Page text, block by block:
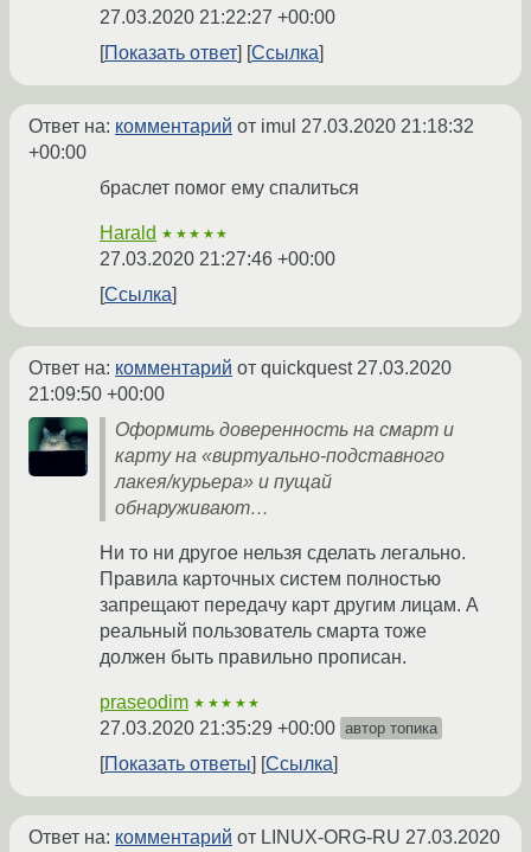
27.03.2020 21:22:27 +00:00
Показать ответ
Ссылка
Ответ на: комментарий от imul 27.03.2020 21:18:32
+00:00
браслет помог ему спалиться
Harald ★★★★★
27.03.2020 21:27:46 +00:00
Ссылка
Ответ на: комментарий от quickquest27.03.2020
21:09:50 +00:00
Оформить доверенность на смарт и
карту на «виртуально-подставного
лакея/курьера» и пущай
обнаруживают…
Ни то ни другое нельзя сделать легально.
Правила карточных систем полностью
запрещают передачу карт другим лицам. А
реальный пользователь смарта тоже
должен быть правильно прописан.
praseodim ★★★★★
27.03.2020 21:35:29 +00:00 автор топика
Показать ответы Ссылка
Ответ на: комментарий от LINUX-ORG-RU 27.03.2020